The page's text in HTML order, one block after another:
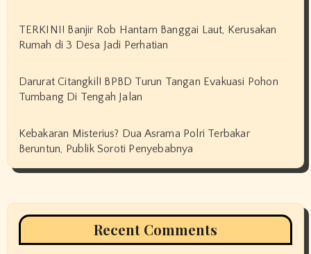
TERKINI! Banjir Rob Hantam Banggai Laut, Kerusakan
Rumah di 3 Desa Jadi Perhatian
Darurat Citangkil! BPBD Turun Tangan Evakuasi Pohon
Tumbang Di Tengah Jalan
Kebakaran Misterius? Dua Asrama Polri Terbakar
Beruntun, Publik Soroti Penyebabnya
Recent Comments